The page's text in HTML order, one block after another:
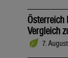
Österreich
Vergleich
7.